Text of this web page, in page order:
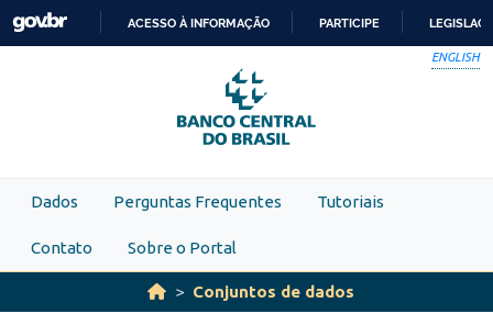
Skip to main content
PARA
O
CONTEÚDO
ACESSO À INFORMAÇÃO PARTICIPE
ENGLISH
Dados Perguntas Frequentes Tutoriais
Contato Sobre o Portal
Conjuntos de dados